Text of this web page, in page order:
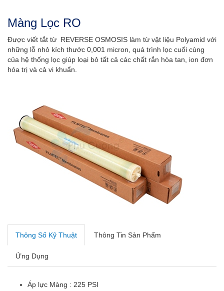
Màng Lọc RO
Được viết tắt từ REVERSE OSMOSIS làm từ vật liệu Polyamid với
những lỗ nhỏ kích thước 0,001 micron, quá trình lọc cuối cùng
của hệ thống lọc giúp loại bỏ tất cả các chất rắn hòa tan, ion đơn
hóa trị và cả vi khuẩn.
Thông Số Kỹ Thuật Thông Tin Sản Phẩm
Ứng Dụng
Áp lực Màng : 225 PSI